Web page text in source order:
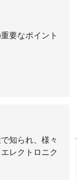
要なポイント
知られ、様々
レクトロニク